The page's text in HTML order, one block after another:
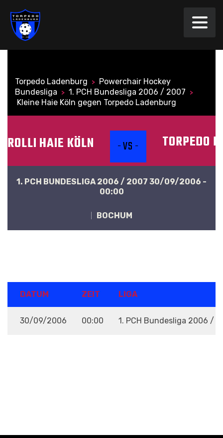
Torpedo Ladenburg > Powerchair Hockey
Bundesliga
> 1. PCH Bundesliga 2006 / 2007 >
Kleine Haie Köln gegen Torpedo Ladenburg
ROLLI HAIE KÖLN - VS - TORPEDO
1. PCH BUNDESLIGA 2006 / 2007 30/09/2006 -
00:00
BOCHUM
DATUM ZEIT LIGA
30/09/2006 00:00 1. PCH Bundesliga 2006 /